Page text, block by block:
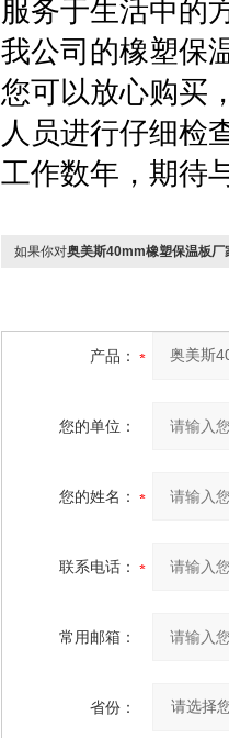
服务于生活中的
我公司的橡塑保
您可以放心购买
人员进行仔细检
工作数年，期待
如果你对奥美斯40mm橡塑保温板厂
产品：
您的单位：
您的姓名：
联系电话：
常用邮箱：
省份：